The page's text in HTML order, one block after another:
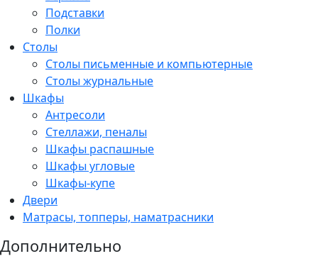
Подставки
Полки
Столы
Столы письменные и компьютерные
Столы журнальные
Шкафы
Антресоли
Стеллажи, пеналы
Шкафы распашные
Шкафы угловые
Шкафы-купе
Двери
Матрасы, топперы, наматрасники
Дополнительно